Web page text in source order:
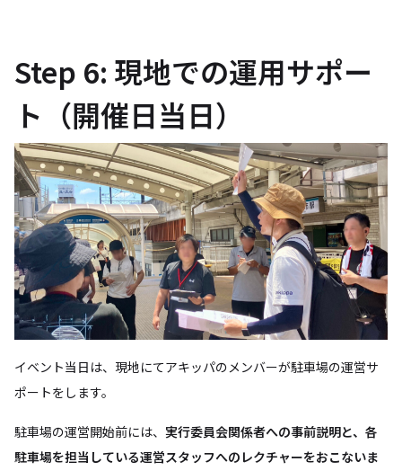
Step 6: 現地での運用サポー
ト（開催日当日）
イベント当日は、現地にてアキッパのメンバーが駐車場の運営サ
ポートをします。
駐車場の運営開始前には、 実行委員会関係者への事前説明と、各
駐車場を担当している運営スタッフへのレクチャーをおこないま